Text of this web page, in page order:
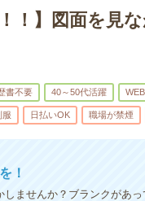
！】図面を見
書不要 40～50代活躍
服 日払いOK 職場が禁煙
！
ませんか？ブランクがあ